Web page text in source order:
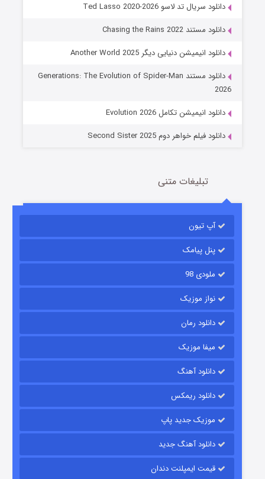
جادوگری در مغولستان
قسمت14 (زیرنویس) منتشر شد
باب اسفنجی فصل ۱۷
قسمت6 (زیرنویس) منتشر شد
قسمت15 (دوبله) منتشر شد
دانلود سریال تد لاسو Ted Lasso 2020-2026
دانلود مستند Chasing the Rains 2022
دانلود انیمیشن دنیایی دیگر Another World 2025
دانلود مستند Generations: The Evolution of Spider-Man
دانلود انیمیشن تکامل Evolution 2026
دانلود فیلم خواهر دوم Second Sister 2025
تبلیغات متنی
آپ تیون
پنل پیامک
ملودی 98
نواز موزیک
دانلود رمان
میفا موزیک
دانلود آهنگ
دانلود ریمکس
موزیک جدید پاپ
دانلود آهنگ جدید
قیمت ایمپلنت دندان